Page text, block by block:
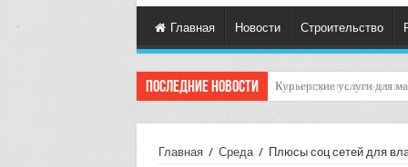
Главная Новости Строительство
Последние новости Как настроить
Главная / Среда / Плюсы соц сетей для